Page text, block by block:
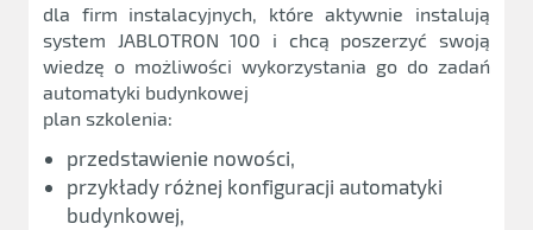
dla firm instalacyjnych, które aktywnie instalują
system JABLOTRON 100 i chcą poszerzyć swoją
wiedzę o możliwości wykorzystania go do zadań
automatyki budynkowej
plan szkolenia:
przedstawienie nowości,
przykłady różnej konfiguracji automatyki
budynkowej,